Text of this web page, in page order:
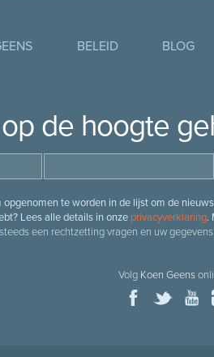
BELEID BLOG
de hoogte
te worden in de lijst om de
Lees alle details in onze privacyverklaring.
een rechtzetting vragen en uw
Volg Koen Geens